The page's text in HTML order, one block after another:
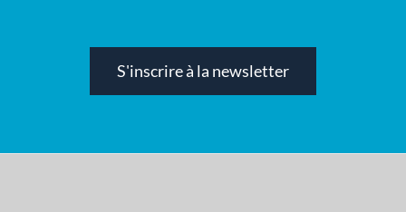
S'inscrire à la newsletter